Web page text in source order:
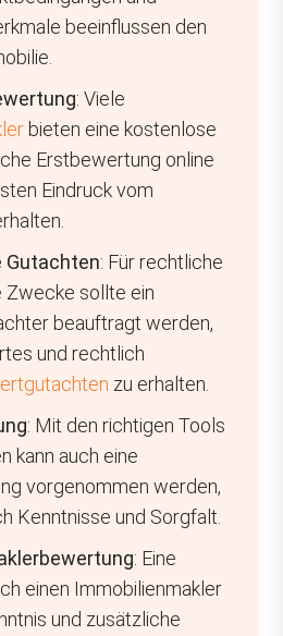
beeinflussen den
: Viele
bieten eine kostenlose
Erstbewertung online
Eindruck vom
Gutachten: Für rechtliche
Zwecke sollte ein
beauftragt werden,
und rechtlich
zu erhalten.
: Mit den richtigen Tools
kann auch eine
vorgenommen werden,
Kenntnisse und Sorgfalt.
: Eine
einen Immobilienmakler
und zusätzliche